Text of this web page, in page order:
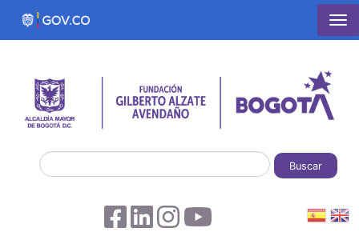
Pasar al contenido principal
Buscar